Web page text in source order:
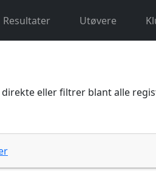
Resultater Utøvere
eller filtrer blant alle